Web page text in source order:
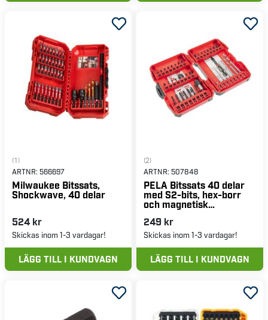
(1)
ARTNR: 566697
Milwaukee Bitssats,
Shockwave, 40 delar
524 kr
Skickas inom 1-3 vardagar!
LÄGG TILL I KUNDVAGN
(2)
ARTNR: 507848
PELA Bitssats 40 delar
med S2-bits, hex-borr
och magnetisk
bitshållare
249 kr
Skickas inom 1-3 vardagar!
LÄGG TILL I KUNDVAGN